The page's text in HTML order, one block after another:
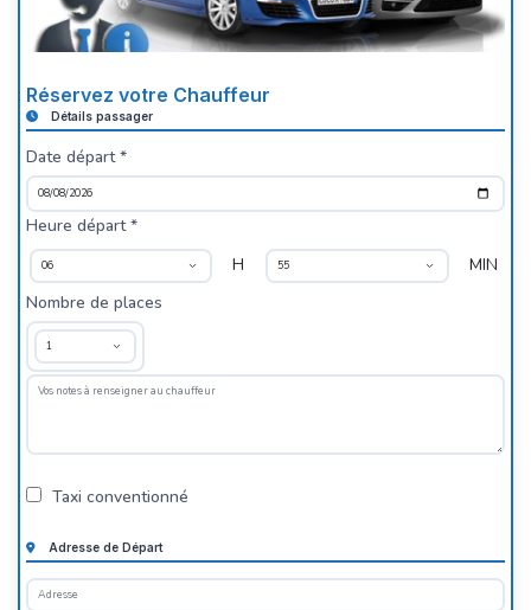
Réservez votre Chauffeur
Détails passager
Date départ *
Heure départ *
H
MIN
Nombre de places
Taxi conventionné
Adresse de Départ